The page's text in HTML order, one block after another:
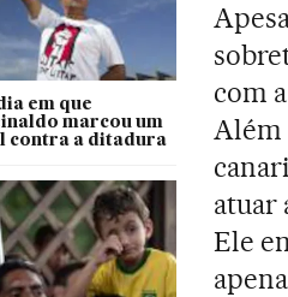
em que
marcou um
contra a ditadura
com
Além
atuar
Ele